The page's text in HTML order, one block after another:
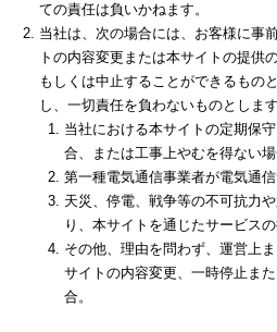
ての責任は負いかねます。
当社は、次の場合には、お客様に事
トの内容変更または本サイトの提供
もしくは中止することができるもの
し、一切責任を負わないものとします
当社における本サイトの定期保
合、または工事上やむを得ない場
第一種電気通信事業者が電気通
天災、停電、戦争等の不可抗力
り、本サイトを通じたサービス
その他、理由を問わず、運営上
サイトの内容変更、一時停止ま
合。